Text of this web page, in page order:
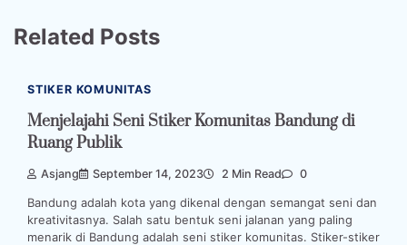
Related Posts
STIKER KOMUNITAS
Menjelajahi Seni Stiker Komunitas Bandung di
Ruang Publik
Asjang September 14, 2023 2 Min Read 0
Bandung adalah kota yang dikenal dengan semangat seni dan
kreativitasnya. Salah satu bentuk seni jalanan yang paling
menarik di Bandung adalah seni stiker komunitas. Stiker-stiker